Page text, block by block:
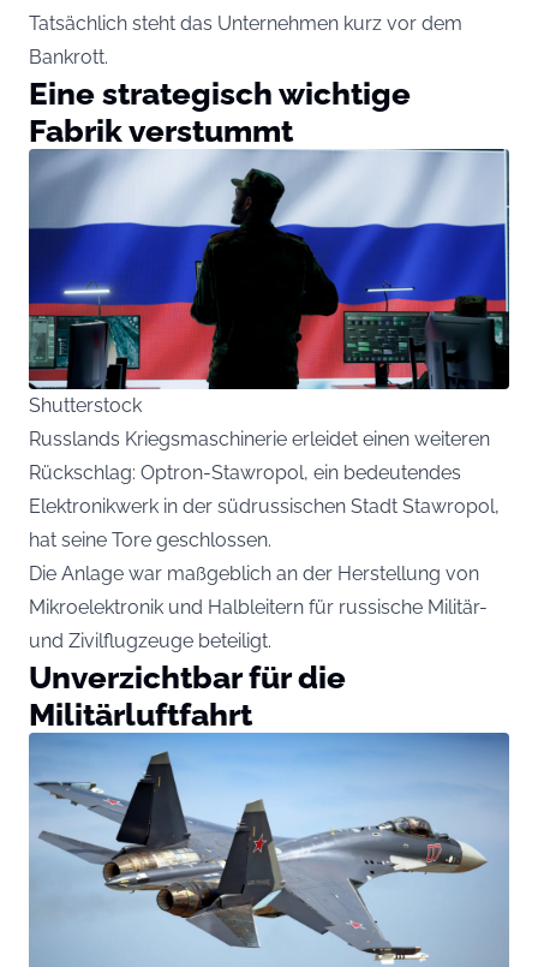
Tatsächlich steht das Unternehmen kurz vor dem
Bankrott.
Eine strategisch wichtige
Fabrik verstummt
Shutterstock
Russlands Kriegsmaschinerie erleidet einen weiteren
Rückschlag: Optron-Stawropol, ein bedeutendes
Elektronikwerk in der südrussischen Stadt Stawropol,
hat seine Tore geschlossen.
Die Anlage war maßgeblich an der Herstellung von
Mikroelektronik und Halbleitern für russische Militär-
und Zivilflugzeuge beteiligt.
Unverzichtbar für die
Militärluftfahrt